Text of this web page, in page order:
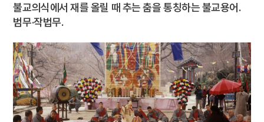
9
안상
10
1 금성대군
2 효감천
3 금강산
4 북조선임시인민위원회
5 외삼촌
불교의식에서 재를 올릴 때 추는 춤을 통칭하는 불교용어.
범무·작법무.